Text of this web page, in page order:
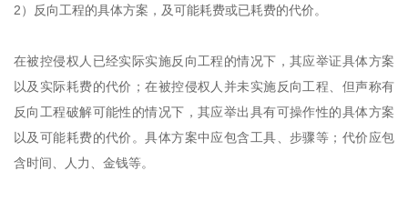
2）反向工程的具体方案，及可能耗费或已耗费的代价。
在被控侵权人已经实际实施反向工程的情况下，其应举证具体方案
以及实际耗费的代价；在被控侵权人并未实施反向工程、但声称有
反向工程破解可能性的情况下，其应举出具有可操作性的具体方案
以及可能耗费的代价。具体方案中应包含工具、步骤等；代价应包
含时间、人力、金钱等。